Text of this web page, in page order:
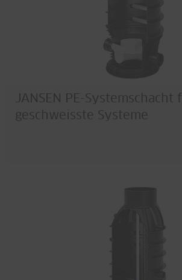
JANSEN PE-Systemschacht
geschweisste Systeme